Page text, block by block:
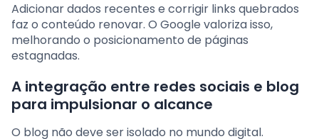
Adicionar dados recentes e corrigir links quebrados
faz o conteúdo renovar. O Google valoriza isso,
melhorando o posicionamento de páginas
estagnadas.
A integração entre redes sociais e blog
para impulsionar o alcance
O blog não deve ser isolado no mundo digital.